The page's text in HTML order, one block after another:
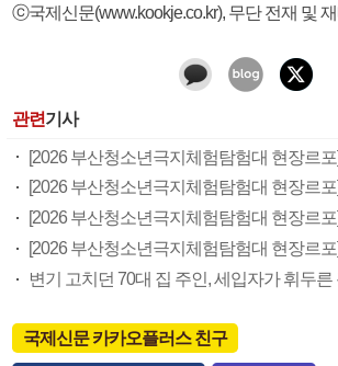
ⓒ국제신문(www.kookje.co.kr), 무단 전재 및
관련기사
[2026 부산청소년극지체험탐험대 현장르
변기 고치던 70대 집 주인, 세입자가 휘두른
국제신문 카카오플러스 친구